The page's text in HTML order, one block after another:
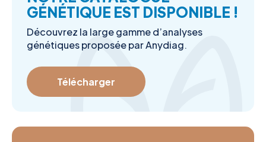
GÉNÉTIQUE EST DISPONIBLE !
Découvrez la large gamme d’analyses
génétiques proposée par Anydiag.
Télécharger